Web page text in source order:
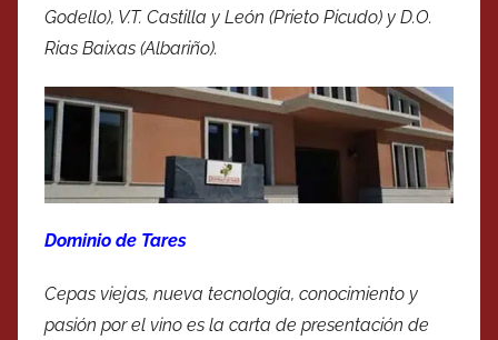
Godello), V.T. Castilla y León (Prieto Picudo) y D.O.
Rias Baixas (Albariño).
Dominio de Tares
Cepas viejas, nueva tecnología, conocimiento y
pasión por el vino es la carta de presentación de